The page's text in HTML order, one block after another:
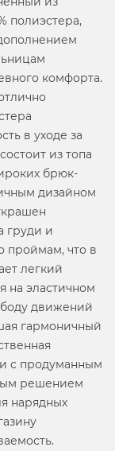
полиэстера,
комфорта.
в уходе за
из топа
брюк-
дизайном
груди и
проймам, что в
легкий
на эластичном
движений
гармоничный
с продуманным
решением
нарядных